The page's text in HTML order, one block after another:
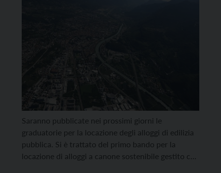
Saranno pubblicate nei prossimi giorni le
graduatorie per la locazione degli alloggi di edilizia
pubblica. Si è trattato del primo bando per la
locazione di alloggi a canone sostenibile gestito con